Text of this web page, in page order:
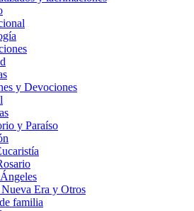
y Devociones
y Paraíso
Nueva Era y Otros
familia